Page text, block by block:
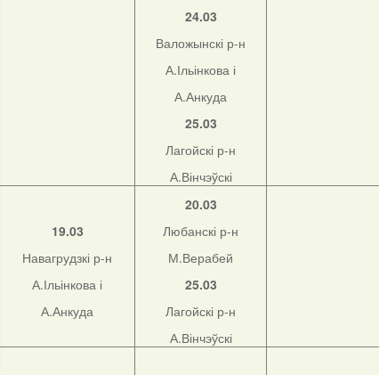
24.03
Валожынскі р-н
А.Ільінкова і
А.Анкуда
25.03
Лагойскі р-н
А.Вінчэўскі
19.03
Навагрудзкі р-н
А.Ільінкова і
А.Анкуда
20.03
Любанскі р-н
М.Верабей
25.03
Лагойскі р-н
А.Вінчэўскі